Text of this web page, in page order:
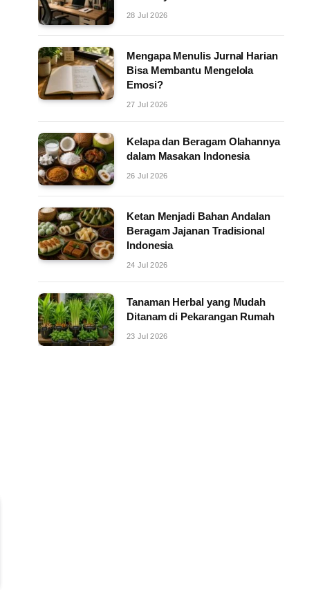
28 Jul 2026
Mengapa Menulis Jurnal Harian
Bisa Membantu Mengelola
Emosi?
27 Jul 2026
Kelapa dan Beragam Olahannya
dalam Masakan Indonesia
26 Jul 2026
Ketan Menjadi Bahan Andalan
Beragam Jajanan Tradisional
Indonesia
24 Jul 2026
Tanaman Herbal yang Mudah
Ditanam di Pekarangan Rumah
23 Jul 2026